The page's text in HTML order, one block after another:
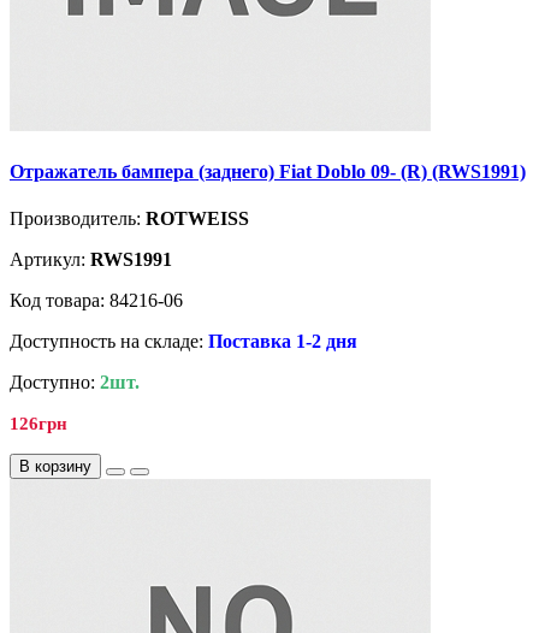
Отражатель бампера (заднего) Fiat Doblo 09- (R) (RWS1991)
Производитель: ROTWEISS
Артикул: RWS1991
Код товара: 84216-06
Доступность на складе: Поставка 1-2 дня
Доступно: 2шт.
126грн
В корзину